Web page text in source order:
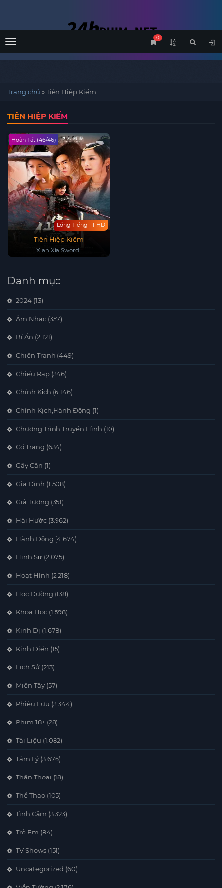
Menu
0
Trang chủ »Tiên Hiệp Kiếm
TIÊN HIỆP KIẾM
Lồng Tiếng - FHD
Hoàn Tất (46/46)
Tiên Hiệp Kiếm
Xian Xia Sword
Danh mục
2024 (13)
Âm Nhạc (357)
Bí Ẩn (2.121)
Chiến Tranh (449)
Chiếu Rạp (346)
Chính Kịch (6.146)
Chính Kịch,Hành Động (1)
Chương Trình Truyền Hình (10)
Cổ Trang (634)
Gây Cấn (1)
Gia Đình (1.508)
Giả Tượng (351)
Hài Hước (3.962)
Hành Động (4.674)
Hình Sự (2.075)
Hoạt Hình (2.218)
Học Đường (138)
Khoa Học (1.598)
Kinh Dị (1.678)
Kinh Điển (15)
Lịch Sử (213)
Miền Tây (57)
Phiêu Lưu (3.344)
Phim 18+ (28)
Tài Liệu (1.082)
Tâm Lý (3.676)
Thần Thoại (18)
Thể Thao (105)
Tình Cảm (3.323)
Trẻ Em (84)
TV Shows (151)
Uncategorized (60)